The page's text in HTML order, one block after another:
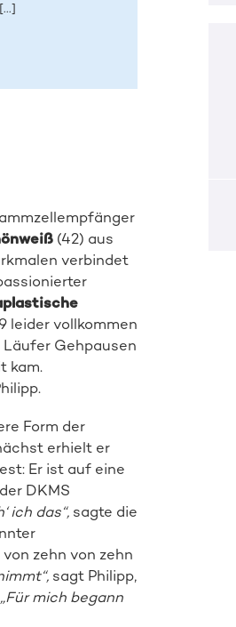
(42) aus
verbindet
leider vollkommen
Gehpausen
kam.
Form der
erhielt er
Er ist auf eine
DKMS
ich das“, sagte die
zehn von zehn
sagt Philipp,
„Für mich begann